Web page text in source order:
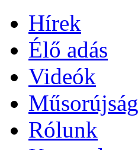
Hírek
Élő adás
Videók
Műsorújság
Rólunk